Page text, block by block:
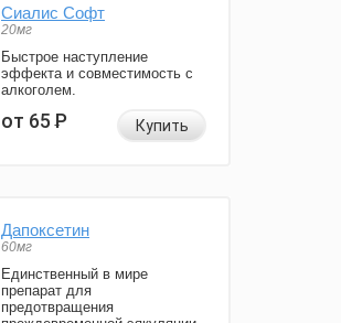
Сиалис Софт
20мг
Быстрое наступление
эффекта и совместимость с
алкоголем.
от 65Р Купить
Дапоксетин
60мг
Единственный в мире
препарат для
предотвращения